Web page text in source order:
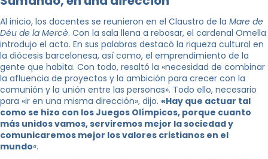
Al inicio, los docentes se reunieron en el Claustro de la Mare de
Déu de la Mercè. Con la sala llena a rebosar, el cardenal Omella
introdujo el acto. En sus palabras destacó la riqueza cultural en
la diócesis barcelonesa, así como, el emprendimiento de la
gente que habita. Con todo, resaltó la «necesidad de combinar
la afluencia de proyectos y la ambición para crecer con la
comunión y la unión entre las personas». Todo ello, necesario
para «ir en una misma dirección», dijo. «Hay que actuar tal
como se hizo con los Juegos Olímpicos, porque cuanto
más unidos vamos, serviremos mejor la sociedad y
comunicaremos mejor los valores cristianos en el
mundo«.